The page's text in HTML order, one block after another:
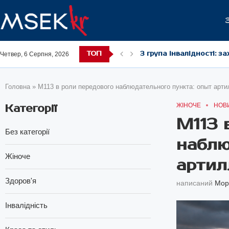
Четвер, 6 Серпня, 2026 ТОП 3 група інвалідності:
3 група інвалідності:
Документи на МСЕК:
Бронхіальна астма та
Риболовля під час
2 група інвалідності
Що робити, якщо
2 група інвалідності:
Головна » M113 в роли передового наблюдательного пункта: опыт
ЖІНОЧЕ
M113
написаний
Категорії
Без категорії
Жіноче
Здоров'я
Інвалідність